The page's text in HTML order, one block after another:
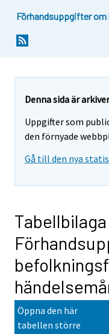
Förhandsuppgifter om
Denna sida är
Uppgifter som
den förnyade
Gå till den nya
Tabellbilaga
Öppna den här
tabellen större